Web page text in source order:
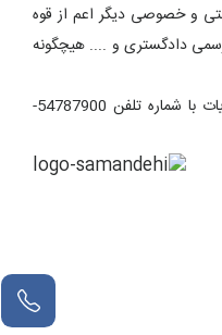
و خصوصی دیگر اعم از قوه
رسمی دادگستری و .... هیچگونه
جهت ارئه انتقادات، پیشنهادات و شکایات با شماره تلفن 54787900-